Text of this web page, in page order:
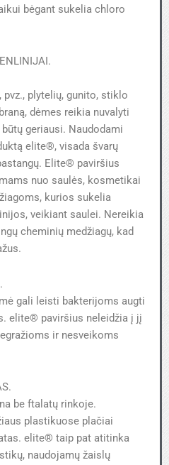
bėgant sukelia chloro
plytelių, gunito, stiklo
dėmes reikia nuvalyti
geriausi. Naudodami
elite®, visada švarų
Elite® paviršius
nuo saulės, kosmetikai
kurios sukelia
veikiant saulei. Nereikia
cheminių medžiagų, kad
gali leisti bakterijoms augti
elite® paviršius neleidžia į jį
ir nesveikoms
be ftalatų rinkoje.
plastikuose plačiai
elite® taip pat atitinka
naudojamų žaislų